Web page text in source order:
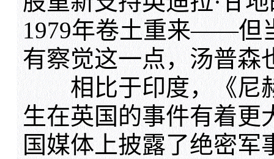
1979年卷土重来——但
有察觉这一点，汤普森
相比于印度，《尼
生在英国的事件有着更
国媒体上披露了绝密军